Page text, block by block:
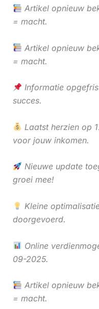
Artikel opnieuw
= macht.
Artikel opnieuw
= macht.
Informatie
succes.
Laatst herzien op
voor jouw inkomen.
Nieuwe update
groei mee!
Kleine
doorgevoerd.
Online
09-2025.
Artikel opnieuw
= macht.